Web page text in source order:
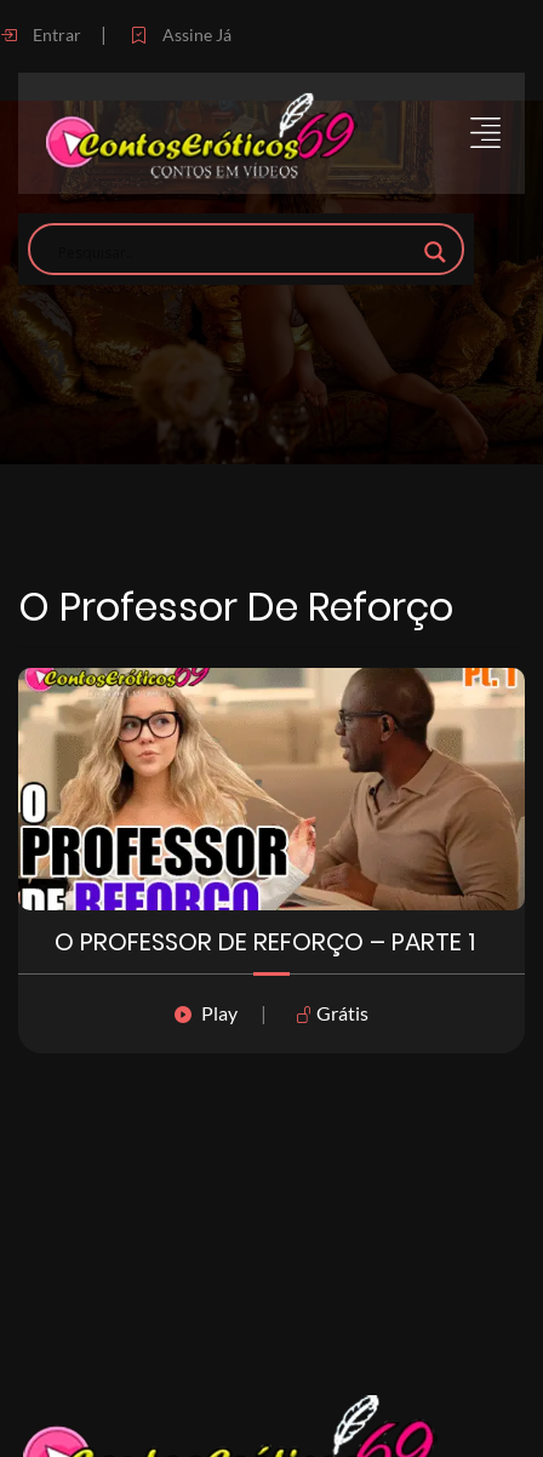
Entrar | Assine Já
O Professor De Reforço
O PROFESSOR DE REFORÇO – PARTE 1
Play | Grátis